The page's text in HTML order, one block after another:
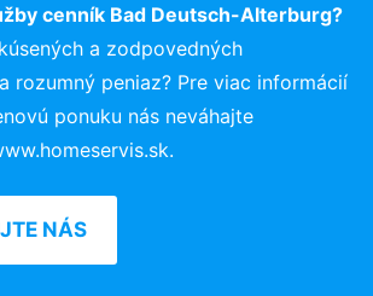
cenník Bad Deutsch-Alterburg?
a zodpovedných
rozumný peniaz? Pre viac informácií
ponuku nás neváhajte
NÁS